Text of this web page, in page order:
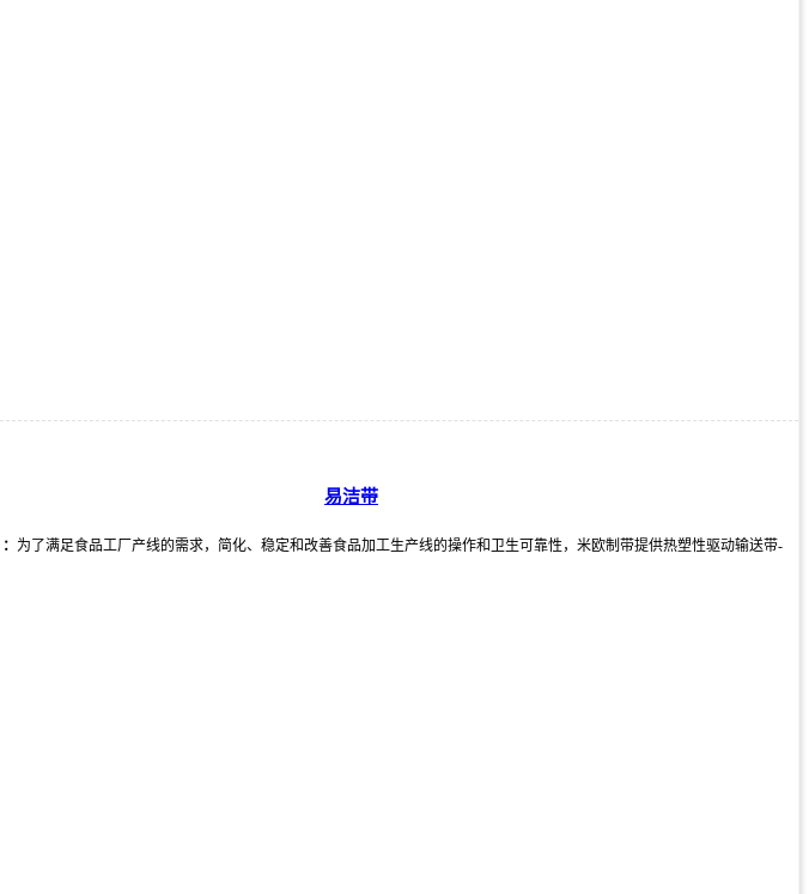
易洁带
： 为了满足食品工厂产线的需求，简化、稳定和改善食品加工生产线的操作和卫生可靠性，米欧制带提供热塑性驱动输送带-